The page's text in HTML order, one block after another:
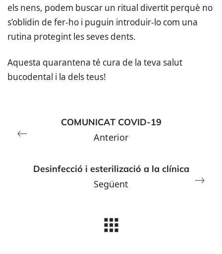
els nens, podem buscar un ritual divertit perquè no
s’oblidin de fer-ho i puguin introduir-lo com una
rutina protegint les seves dents.
Aquesta quarantena té cura de la teva salut
bucodental i la dels teus!
COMUNICAT COVID-19
Anterior
Desinfecció i esterilizació a la clínica
Següent